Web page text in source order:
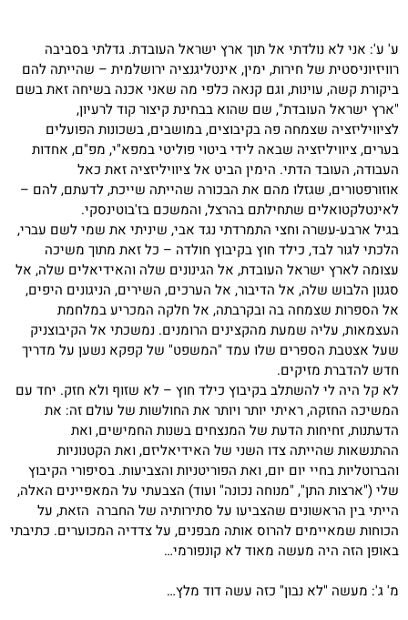
ע' ע': אני לא נולדתי אל תוך ארץ ישראל העובדת. גדלתי בסביבה
רוויזיוניסטית של חירות, ימין, אינטליגנציה ירושלמית – שהייתה להם
ביקורת קשה, עוינות, וגם קנאה כלפי מה שאני אכנה בשיחה זאת בשם
"ארץ ישראל העובדת", שם שהוא בבחינת קיצור קוד לרעיון,
לציוויליזציה שצמחה פה בקיבוצים, במושבים, בשכונות הפועלים
בערים, ציוויליזציה שבאה לידי ביטוי פוליטי במפא"י, מפ"ם, אחדות
העבודה, העובד הדתי. הימין הביט אל ציוויליזציה זאת כאל
אוזורפטורים, שגזלו מהם את הבכורה שהייתה שייכת, לדעתם, להם –
לאינטלקטואלים שתחילתם בהרצל, והמשכם בז'בוטינסקי.
בגיל ארבע-עשרה וחצי התמרדתי נגד אבי, שיניתי את שמי לשם עברי,
הלכתי לגור לבד, כילד חוץ בקיבוץ חולדה – כל זאת מתוך משיכה
עצומה לארץ ישראל העובדת, אל הגינונים שלה והאידיאלים שלה, אל
סגנון הלבוש שלה, אל הדיבור, אל הערכים, השירים, הניגונים היפים,
אל הספרות שצמחה בה ובקרבתה, אל חלקה המכריע במלחמת
העצמאות, עליה שמעת מהקצינים הרומנים. נמשכתי אל הקיבוצניק
שעל אצטבת הספרים שלו עמד "המשפט" של קפקא נשען על מדריך
חדש להדברת מזיקים.
לא קל היה לי להשתלב בקיבוץ כילד חוץ – לא שזוף ולא חזק. יחד עם
המשיכה החזקה, ראיתי יותר ויותר את החולשות של עולם זה: את
הדעתנות, זחיחות הדעת של המנצחים בשנות החמישים, ואת
ההתנשאות שהייתה צדו השני של האידיאליזם, ואת הקטנוניות
והברוטליות בחיי יום יום, ואת הפוריטניות והצביעות. בסיפורי הקיבוץ
שלי ("ארצות התן", "מנוחה נכונה" ועוד) הצבעתי על המאפיינים האלה,
הייתי בין הראשונים שהצביעו על סתירותיה של החברה הזאת, על
הכוחות שמאיימים להרוס אותה מבפנים, על צדדיה המכוערים. כתיבתי
באופן הזה היה מעשה מאוד לא קונפורמי…
מ' ג': מעשה "לא נבון" כזה עשה דוד מלץ…